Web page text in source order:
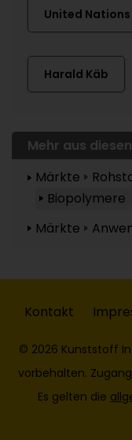
United
Harald Käb
Mehr aus
Märkte
Biopolymere
Märkte
Kontakt
© 2026 Kunststoff
vorbehalten.
Es gelten die